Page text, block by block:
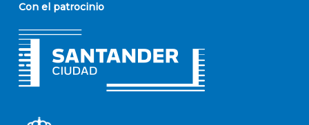
Con el patrocinio